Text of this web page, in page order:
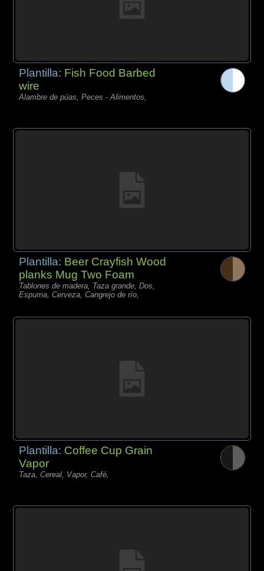
Plantilla: Fish Food Barbed
wire
Alambre de púas, Peces - Alimentos,
Plantilla: Beer Crayfish Wood
planks Mug Two Foam
Tablones de madera, Taza grande, Dos,
Espuma, Cerveza, Cangrejo de río,
Plantilla: Coffee Cup Grain
Vapor
Taza, Cereal, Vapor, Café,